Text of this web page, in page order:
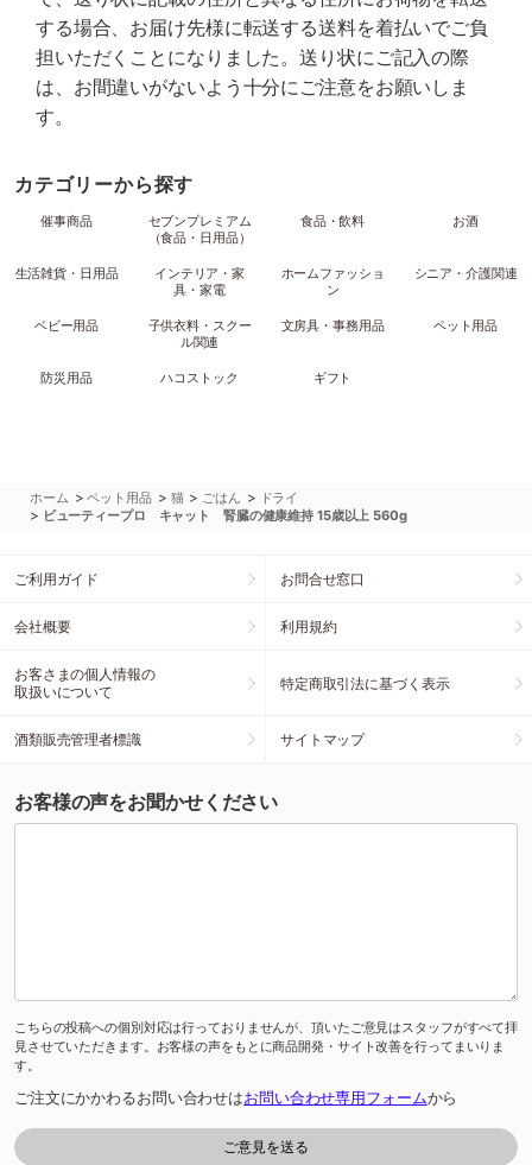
する場合、お届け先様に転送する送料を着払いでご負
担いただくことになりました。送り状にご記入の際
は、お間違いがないよう十分にご注意をお願いしま
す。
カテゴリーから探す
催事商品
セブンプレミアム
（食品・日用品）
食品・飲料 お酒
生活雑貨・日用品
インテリア・家
具・家電
ホームファッショ
ン
シニア・介護関連
ベビー用品
子供衣料・スクー
ル関連
文房具・事務用品 ペット用品
防災用品 ハコストック ギフト
ホーム >ペット用品 > 猫 > ごはん > ドライ
> ビューティープロ キャット 腎臓の健康維持 15歳以上 560g
ご利用ガイド お問合せ窓口
会社概要 利用規約
お客さまの個人情報の
取扱いについて
特定商取引法に基づく表示
酒類販売管理者標識 サイトマップ
お客様の声をお聞かせください
こちらの投稿への個別対応は行っておりませんが、頂いたご意見はスタッフがすべて拝
見させていただきます。お客様の声をもとに商品開発・サイト改善を行ってまいりま
す。
ご注文にかかわるお問い合わせはお問い合わせ専用フォームから